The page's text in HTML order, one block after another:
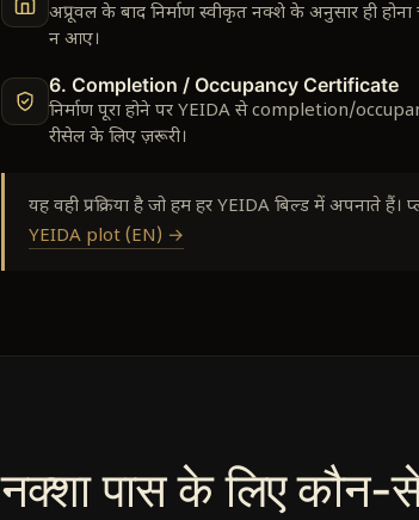
अप्रूवल के बाद निर्माण स्वीकृत नक्शे के अनुसार ही
न आए।
6. Completion / Occupancy Certificate
निर्माण पूरा होने पर YEIDA से completion/
रीसेल के लिए ज़रूरी।
यह वही प्रक्रिया है जो हम हर YEIDA बिल्ड में अपनाते
YEIDA plot (EN) →
नक्शा पास के लिए कौन-